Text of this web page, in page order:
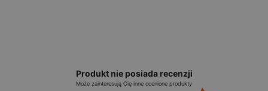
Produkt nie posiada recenzji
Może zainteresują Cię inne ocenione produkty